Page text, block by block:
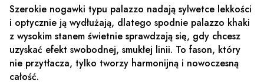
Szerokie nogawki typu palazzo nadają sylwetce lekkości
i optycznie ją wydłużają, dlatego spodnie palazzo khaki
z wysokim stanem świetnie sprawdzają się, gdy chcesz
uzyskać efekt swobodnej, smukłej linii. To fason, który
nie przytłacza, tylko tworzy harmonijną i nowoczesną
całość.